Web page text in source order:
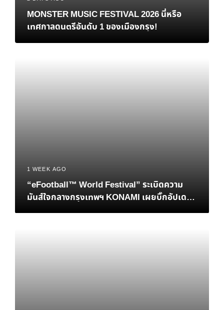
MONSTER MUSIC FESTIVAL 2026 นี่หรือ
เทศกาลดนตรีอันดับ 1 ของเมืองกรุง!
1 WEEK AGO
“eFootball™ World Festival” ระเบิดความ
มันส์ใจกลางกรุงเทพฯ KONAMI เผยบิ๊กอัปเดต
เอาใจแฟนบอลชาวไทย พร้อมปิดฉากศึกชิงแชมป์